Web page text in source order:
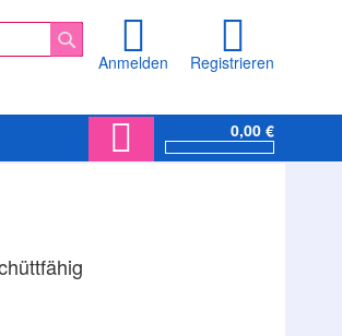
0,00 €
Anmelden Registrieren
Suche